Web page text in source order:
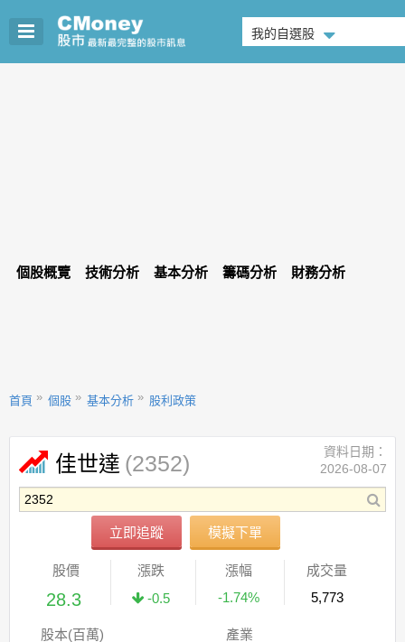
我的自選股
個股概覽 技術分析 基本分析 籌碼分析 財務分析
首頁 個股 基本分析 股利政策
佳世達 (2352)
立即追蹤 模擬下單
資料日期：
2026-08-07
股價
28.3
漲跌
-0.5
漲幅
-1.74%
成交量
5,773
股本(百萬)
產業